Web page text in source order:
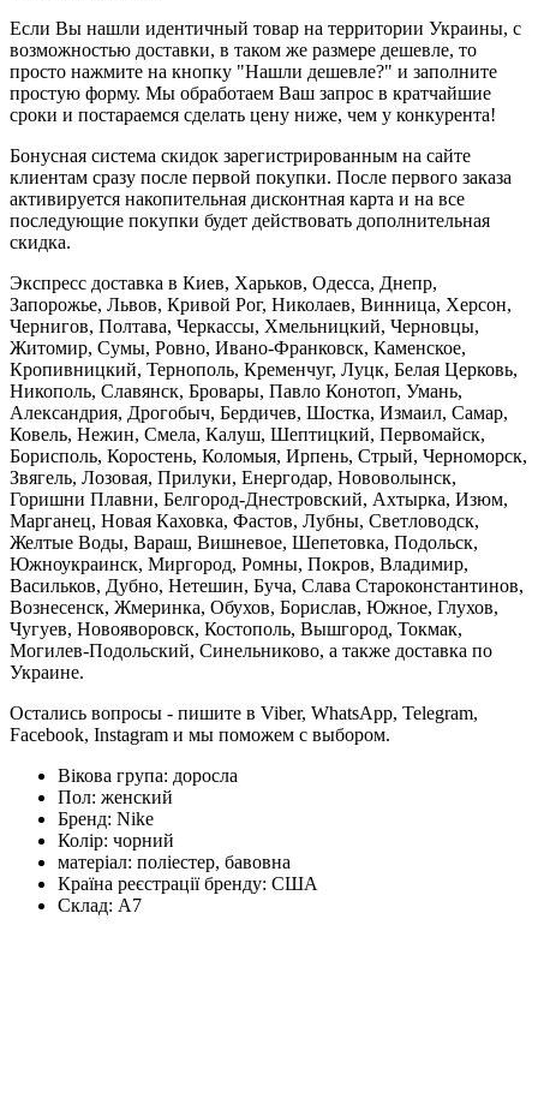
Если Вы нашли идентичный товар на территории Украины, с
возможностью доставки, в таком же размере дешевле, то
просто нажмите на кнопку "Нашли дешевле?" и заполните
простую форму. Мы обработаем Ваш запрос в кратчайшие
сроки и постараемся сделать цену ниже, чем у конкурента!
Бонусная система скидок зарегистрированным на сайте
клиентам сразу после первой покупки. После первого заказа
активируется накопительная дисконтная карта и на все
последующие покупки будет действовать дополнительная
скидка.
Экспресс доставка в Киев, Харьков, Одесса, Днепр,
Запорожье, Львов, Кривой Рог, Николаев, Винница, Херсон,
Чернигов, Полтава, Черкассы, Хмельницкий, Черновцы,
Житомир, Сумы, Ровно, Ивано-Франковск, Каменское,
Кропивницкий, Тернополь, Кременчуг, Луцк, Белая Церковь,
Никополь, Славянск, Бровары, Павло Конотоп, Умань,
Александрия, Дрогобыч, Бердичев, Шостка, Измаил, Самар,
Ковель, Нежин, Смела, Калуш, Шептицкий, Первомайск,
Борисполь, Коростень, Коломыя, Ирпень, Стрый, Черноморск,
Звягель, Лозовая, Прилуки, Енергодар, Нововолынск,
Горишни Плавни, Белгород-Днестровский, Ахтырка, Изюм,
Марганец, Новая Каховка, Фастов, Лубны, Светловодск,
Желтые Воды, Вараш, Вишневое, Шепетовка, Подольск,
Южноукраинск, Миргород, Ромны, Покров, Владимир,
Васильков, Дубно, Нетешин, Буча, Слава Староконстантинов,
Вознесенск, Жмеринка, Обухов, Борислав, Южное, Глухов,
Чугуев, Новояворовск, Костополь, Вышгород, Токмак,
Могилев-Подольский, Синельниково, а также доставка по
Украине.
Остались вопросы - пишите в Viber, WhatsApp, Telegram,
Facebook, Instagram и мы поможем с выбором.
Вікова група: доросла
Пол: женский
Бренд: Nike
Колір: чорний
матеріал: поліестер, бавовна
Країна реєстрації бренду: США
Склад: А7